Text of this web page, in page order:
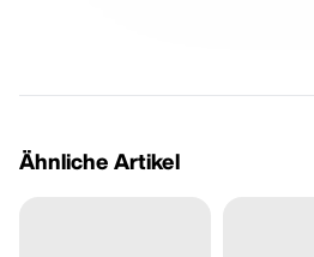
Ähnliche Artikel